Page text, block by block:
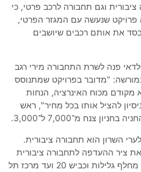
וגם תחבורה לרכב פרטי, כי
פרויקט שנעשה עם המגזר הפרטי,
את אותם רכבים שיושבים
פנה לשרת התחבורה מירי רגב
"מדובר בפרויקט שמתנוסס
מקודם מכוח האינרציה, הנחות
להציל אותו בכל מחיר", ראש
צנח מ־7,000 ל־3,000.
השרון הוא תחבורה ציבורית.
ציר ההעדפה לתחבורה ציבורית
מצומת רעננה, דרך כביש 4, כביש 5, מחלף גלילות וכביש 20 ועד מרכז תל